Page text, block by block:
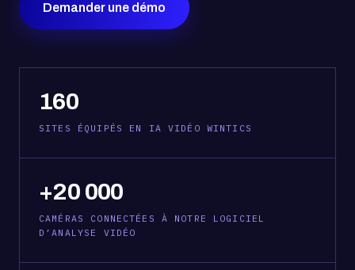
Demander une démo
160
SITES ÉQUIPÉS EN IA VIDÉO WINTICS
+20 000
CAMÉRAS CONNECTÉES À NOTRE LOGICIEL
D’ANALYSE VIDÉO